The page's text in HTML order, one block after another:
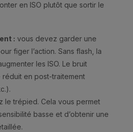
en ISO plutôt que sortir le
: vous devez garder une
figer l’action. Sans flash, la
les ISO. Le bruit
en post-traitement
le trépied. Cela vous permet
basse et d’obtenir une